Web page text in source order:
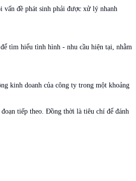
đề phát sinh phải được xử lý nhanh
tìm hiểu tình hình - nhu cầu hiện tại, nhằm
kinh doanh của công ty trong một khoảng
tiếp theo. Đồng thời là tiêu chí để đánh